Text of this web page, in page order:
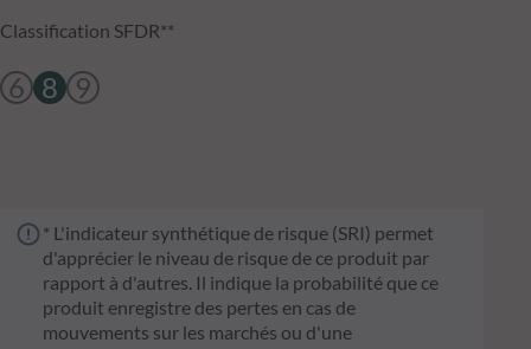
Classification SFDR**
6 8 9
* L'indicateur synthétique de risque (SRI) permet
d'apprécier le niveau de risque de ce produit par
rapport à d'autres. Il indique la probabilité que ce
produit enregistre des pertes en cas de
mouvements sur les marchés ou d'une